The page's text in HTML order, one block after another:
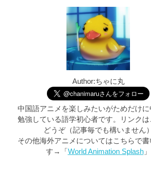
Author:ちゃに丸
中国語アニメを楽しみたいがためだけに
勉強している語学初心者です。リンクは
どうぞ（記事毎でも構いません）
その他海外アニメについてはこちらで書
す→「 World Animation Splash」